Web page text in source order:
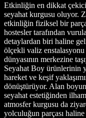
Etkinliğin en dikkat çekici
seyahat kurgusu oluyor.
etkinliğin fiziksel bir
hostesler tarafından
detaylardan biri haline
ölçekli valiz enstalasyonu
dünyasının merkezine
Seyahat Boy ürünlerinin
hareket ve keşif
dönüştürüyor. Alan
seyahat estetiğinden
atmosfer kurgusu da
yolculuğun parçası